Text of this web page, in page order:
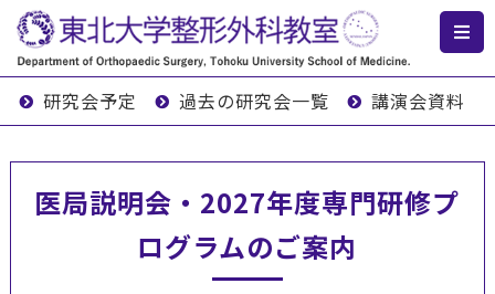
研究会予定 過去の研究会一覧 講演会資料
医局説明会・2027年度専門研修プ
ログラムのご案内